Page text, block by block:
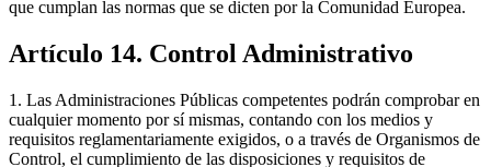
que cumplan las normas que se dicten por la Comunidad Europea.
Artículo 14. Control Administrativo
1. Las Administraciones Públicas competentes podrán comprobar en
cualquier momento por sí mismas, contando con los medios y
requisitos reglamentariamente exigidos, o a través de Organismos de
Control, el cumplimiento de las disposiciones y requisitos de